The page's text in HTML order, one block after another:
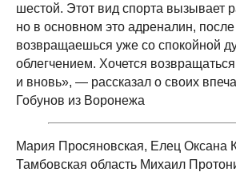
шестой. Этот вид спорта вызывает
но в основном это адреналин, после
возвращаешься уже со спокойной
облегчением. Хочется
и вновь», — рассказал о своих
Гобунов из Воронежа
Мария Просяновская, Елец Оксана
Тамбовская область Михаил